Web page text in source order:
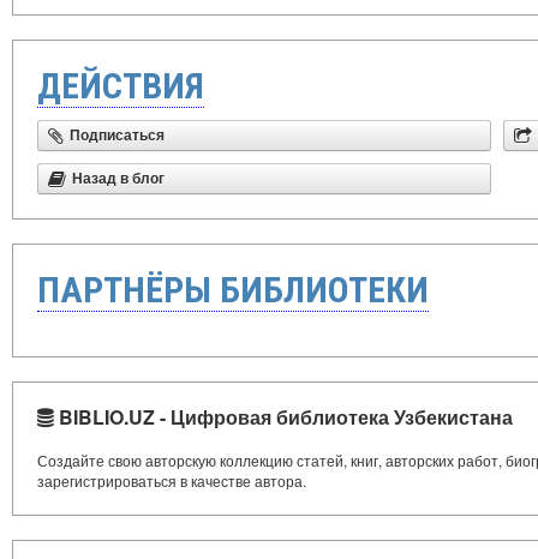
ДЕЙСТВИЯ
Подписаться
Назад в блог
ПАРТНЁРЫ БИБЛИОТЕКИ
BIBLIO.UZ - Цифровая библиотека Узбекистана
Создайте свою авторскую коллекцию статей, книг, авторских работ,
зарегистрироваться в качестве автора.